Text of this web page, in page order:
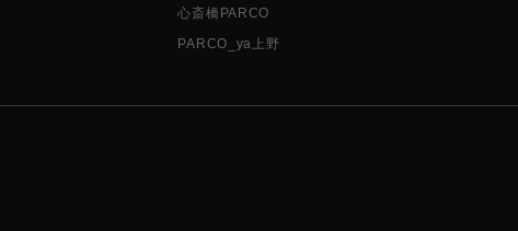
心斎橋PARCO
PARCO_ya上野